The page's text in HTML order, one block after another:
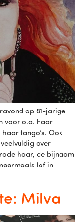
op 81-jarige
voor o.a. haar
tango’s. Ook
over
haar, de bijnaam
lof in
Milva